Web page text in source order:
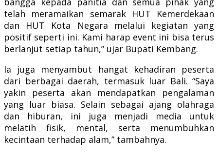
telah meramaikan semarak HUT Kemerdekaan
dan HUT Kota Negara melalui kegiatan yang
positif seperti ini. Kami harap event ini bisa terus
berlanjut setiap tahun,” ujar Bupati Kembang.
Ia juga menyambut hangat kehadiran peserta
dari berbagai daerah, termasuk luar Bali. “Saya
yakin peserta akan mendapatkan pengalaman
yang luar biasa. Selain sebagai ajang olahraga
dan hiburan, ini juga menjadi media untuk
melatih fisik, mental, serta menumbuhkan
kecintaan terhadap alam,” tambahnya.